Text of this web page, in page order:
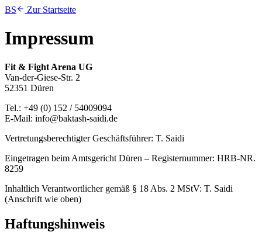
BS Zur Startseite
Impressum
Fit & Fight Arena UG
Van-der-Giese-Str. 2
52351 Düren
Tel.: +49 (0) 152 / 54009094
E-Mail: info@baktash-saidi.de
Vertretungsberechtigter Geschäftsführer: T. Saidi
Eingetragen beim Amtsgericht Düren – Registernummer: HRB-NR.
8259
Inhaltlich Verantwortlicher gemäß § 18 Abs. 2 MStV: T. Saidi
(Anschrift wie oben)
Haftungshinweis